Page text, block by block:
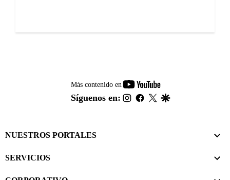
Más contenido en
youtube-
footer
Síguenos en: instagram
facebook
twitter
NUESTROS PORTALES
SERVICIOS